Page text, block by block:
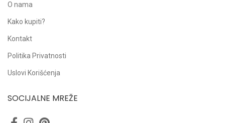
O nama
Kako kupiti?
Kontakt
Politika Privatnosti
Uslovi Korišćenja
SOCIJALNE MREŽE